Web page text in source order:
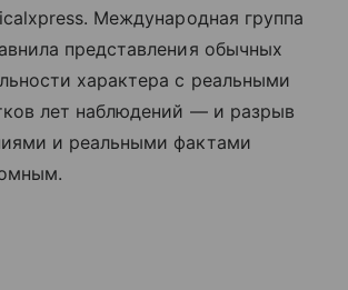
Международная группа
представления обычных
характера с реальными
лет наблюдений — и разрыв
и реальными фактами